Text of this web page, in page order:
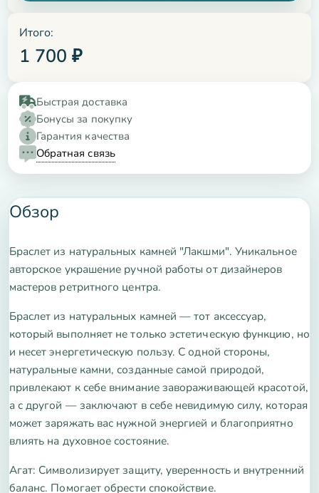
Итого:
1 700 ₽
Быстрая доставка
Бонусы за покупку
Гарантия качества
Обратная связь
Обзор
Браслет из натуральных камней "Лакшми". Уникальное
авторское украшение ручной работы от дизайнеров
мастеров ретритного центра.
Браслет из натуральных камней — тот аксессуар,
который выполняет не только эстетическую функцию, но
и несет энергетическую пользу. С одной стороны,
натуральные камни, созданные самой природой,
привлекают к себе внимание завораживающей красотой,
а с другой — заключают в себе невидимую силу, которая
может заряжать вас нужной энергией и благоприятно
влиять на духовное состояние.
Агат: Символизирует защиту, уверенность и внутренний
баланс. Помогает обрести спокойствие.